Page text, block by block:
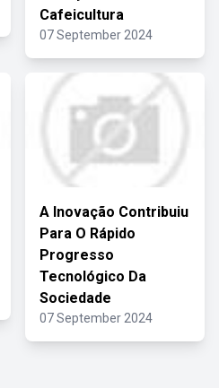
Cafeicultura
07 September 2024
A Inovação Contribuiu
Para O Rápido
Progresso
Tecnológico Da
Sociedade
07 September 2024